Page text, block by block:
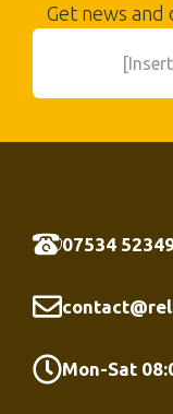
Get news
07534
Mon-Sat